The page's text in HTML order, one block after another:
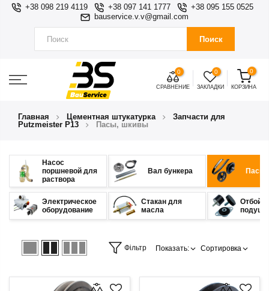
+38 098 219 4119 +38 097 141 1777
+38 095 155 0525
bauservice.v.v@gmail.com
Поиск
0
СРАВНЕНИЕ
0
ЗАКЛАДКИ
0
КОРЗИНА
Главная Цементная штукатурка
Запчасти для
Putzmeister P13
Пасы, шкивы
Насос
поршневой для
раствора
Вал бункера
Электрическое
оборудование
Стакан для
масла
Фільтр Показать: Сортировка